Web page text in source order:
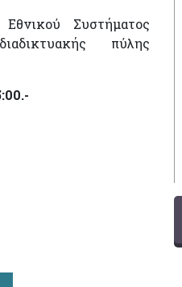
Συστήματος
πύλης